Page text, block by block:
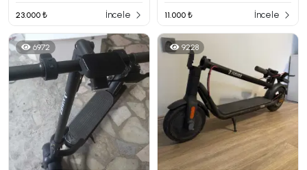
23.000 ₺ İncele 11.000 ₺ İncele
6972 9228